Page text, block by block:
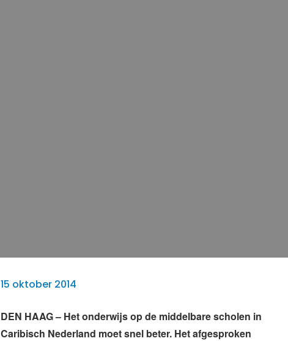
15 oktober 2014
DEN HAAG – Het onderwijs op de middelbare scholen in
Caribisch Nederland moet snel beter. Het afgesproken